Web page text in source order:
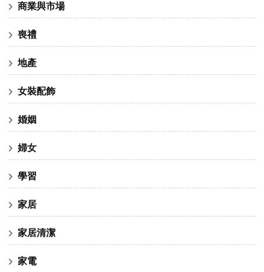
商業與市場
喪禮
地產
女裝配飾
婚姻
婦女
學習
家居
家居清潔
家電